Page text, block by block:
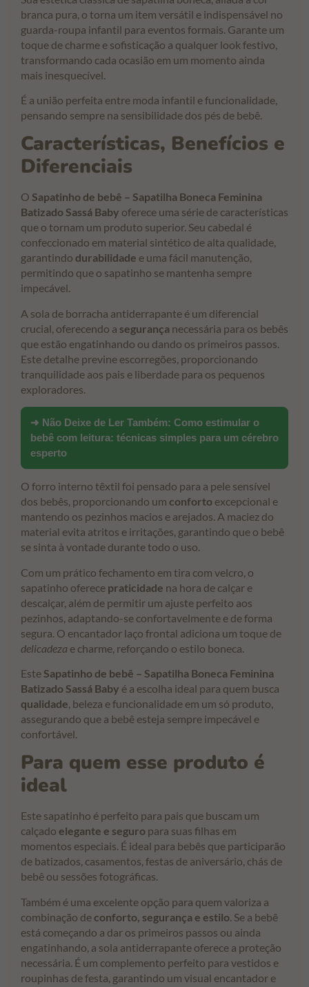
branca pura, o torna um item versátil e indispensável no
guarda-roupa infantil para eventos formais. Garante um
toque de charme e sofisticação a qualquer look festivo,
transformando cada ocasião em um momento ainda
mais inesquecível.
É a união perfeita entre moda infantil e funcionalidade,
pensando sempre na sensibilidade dos pés de bebê.
Características, Benefícios e
Diferenciais
O Sapatinho de bebê – Sapatilha Boneca Feminina
Batizado Sassá Baby oferece uma série de características
que o tornam um produto superior. Seu cabedal é
confeccionado em material sintético de alta qualidade,
garantindo durabilidade e uma fácil manutenção,
permitindo que o sapatinho se mantenha sempre
impecável.
A sola de borracha antiderrapante é um diferencial
crucial, oferecendo a segurança necessária para os bebês
que estão engatinhando ou dando os primeiros passos.
Este detalhe previne escorregões, proporcionando
tranquilidade aos pais e liberdade para os pequenos
exploradores.
➜ Não Deixe de Ler Também: Como estimular o
bebê com leitura: técnicas simples para um cérebro
esperto
O forro interno têxtil foi pensado para a pele sensível
dos bebês, proporcionando um conforto excepcional e
mantendo os pezinhos macios e arejados. A maciez do
material evita atritos e irritações, garantindo que o bebê
se sinta à vontade durante todo o uso.
Com um prático fechamento em tira com velcro, o
sapatinho oferece praticidade na hora de calçar e
descalçar, além de permitir um ajuste perfeito aos
pezinhos, adaptando-se confortavelmente e de forma
segura. O encantador laço frontal adiciona um toque de
delicadeza e charme, reforçando o estilo boneca.
EsteSapatinho de bebê – Sapatilha Boneca Feminina
Batizado Sassá Baby é a escolha ideal para quem busca
qualidade, beleza e funcionalidade em um só produto,
assegurando que a bebê esteja sempre impecável e
confortável.
Para quem esse produto é
ideal
Este sapatinho é perfeito para pais que buscam um
calçado elegante e seguro para suas filhas em
momentos especiais. É ideal para bebês que participarão
de batizados, casamentos, festas de aniversário, chás de
bebê ou sessões fotográficas.
Também é uma excelente opção para quem valoriza a
combinação deconforto, segurança e estilo . Se a bebê
está começando a dar os primeiros passos ou ainda
engatinhando, a sola antiderrapante oferece a proteção
necessária. É um complemento perfeito para vestidos e
roupinhas de festa, garantindo um visual encantador e